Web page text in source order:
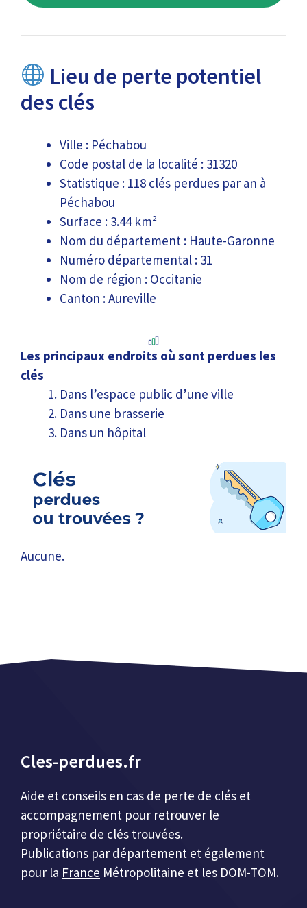
Lieu de perte potentiel
des clés
Ville : Péchabou
Code postal de la localité : 31320
Statistique : 118 clés perdues par an à
Péchabou
Surface : 3.44 km²
Nom du département : Haute-Garonne
Numéro départemental : 31
Nom de région : Occitanie
Canton : Aureville
Les principaux endroits où sont perdues les
clés
Dans l’espace public d’une ville
Dans une brasserie
Dans un hôpital
Aucune.
Cles-perdues.fr
Aide et conseils en cas de perte de clés et
accompagnement pour retrouver le
propriétaire de clés trouvées.
Publications par département et également
pour la France Métropolitaine et les DOM-TOM.